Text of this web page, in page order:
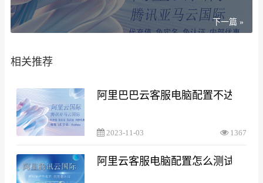
下一篇 »
相关推荐
阿里巴巴云客服电脑配置不达标
2023-11-03 1367
阿里云客服电脑配置怎么测试